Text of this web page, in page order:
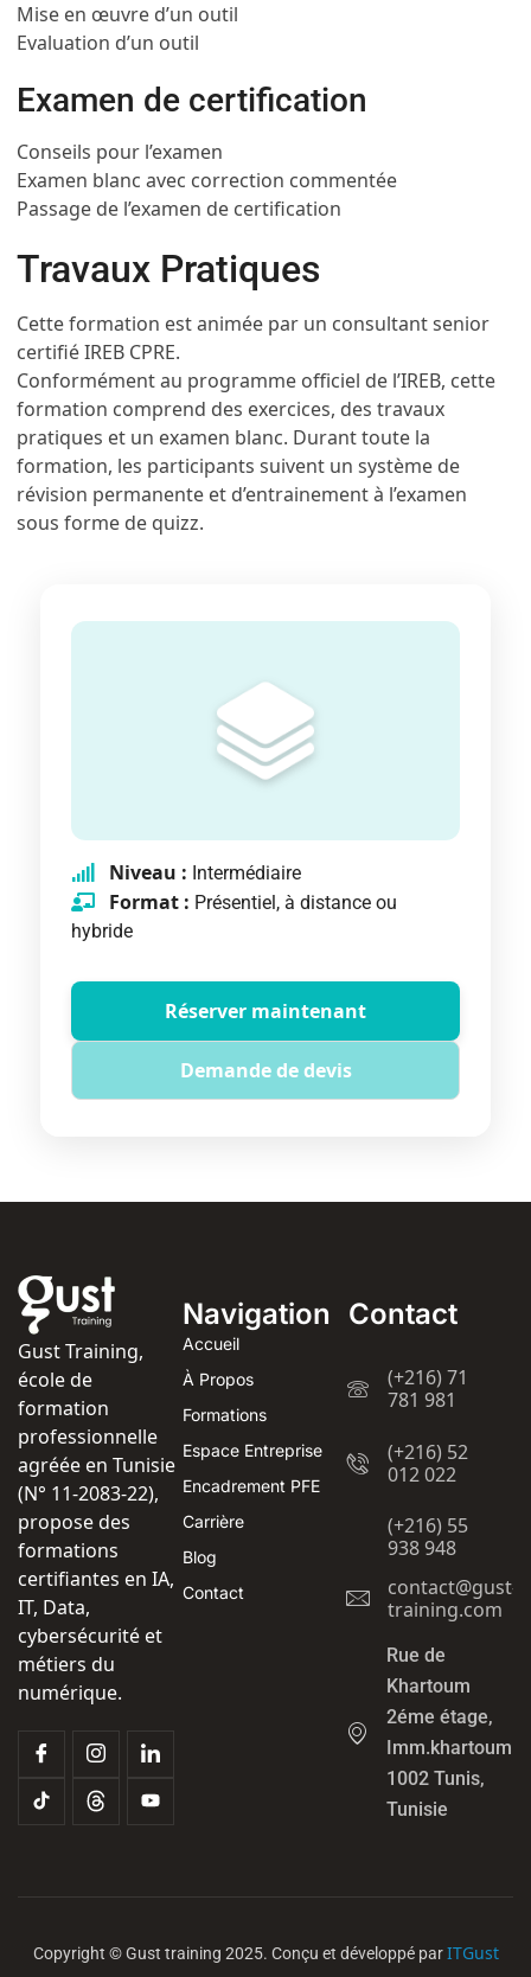
Mise en œuvre d’un outil
Evaluation d’un outil
Examen de certification
Conseils pour l’examen
Examen blanc avec correction commentée
Passage de l’examen de certification
Travaux Pratiques
Cette formation est animée par un consultant senior
certifié IREB CPRE.
Conformément au programme officiel de l’IREB, cette
formation comprend des exercices, des travaux
pratiques et un examen blanc. Durant toute la
formation, les participants suivent un système de
révision permanente et d’entrainement à l’examen
sous forme de quizz.
Niveau : Intermédiaire
Format : Présentiel, à distance ou
hybride
Réserver maintenant
Demande de devis
Gust Training,
école de
formation
professionnelle
agréée en Tunisie
(N° 11-2083-22),
propose des
formations
certifiantes en IA,
IT, Data,
cybersécurité et
métiers du
numérique.
Navigation
Accueil
À Propos
Formations
Espace Entreprise
Encadrement PFE
Carrière
Blog
Contact
Contact
(+216) 71
781 981
(+216) 52
012 022
(+216) 55
938 948
contact@gust-
training.com
Rue de
Khartoum
2éme étage,
Imm.khartoum
1002 Tunis,
Tunisie
Copyright © Gust training 2025. Conçu et développé parITGust